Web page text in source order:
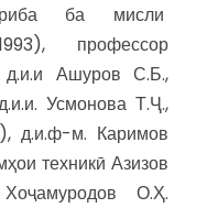
ба мисли
профессор
Ашуров С.Б.,
Усмонова Т.Ҷ.,
д.и.ф-м. Каримов
техникӣ Азизов
О.Ҳ.